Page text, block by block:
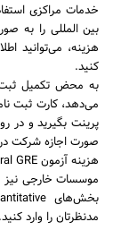
خدمات مراکزی
بین المللی را به
هزینه، می‌توانید
کنید.
به محض تکمیل ثبت
می‌دهد، کارت ثبت
پرینت بگیرید و در
صورت اجازه شرکت
موسسات خارجی نیز
مدنظرتان را وارد کنید.